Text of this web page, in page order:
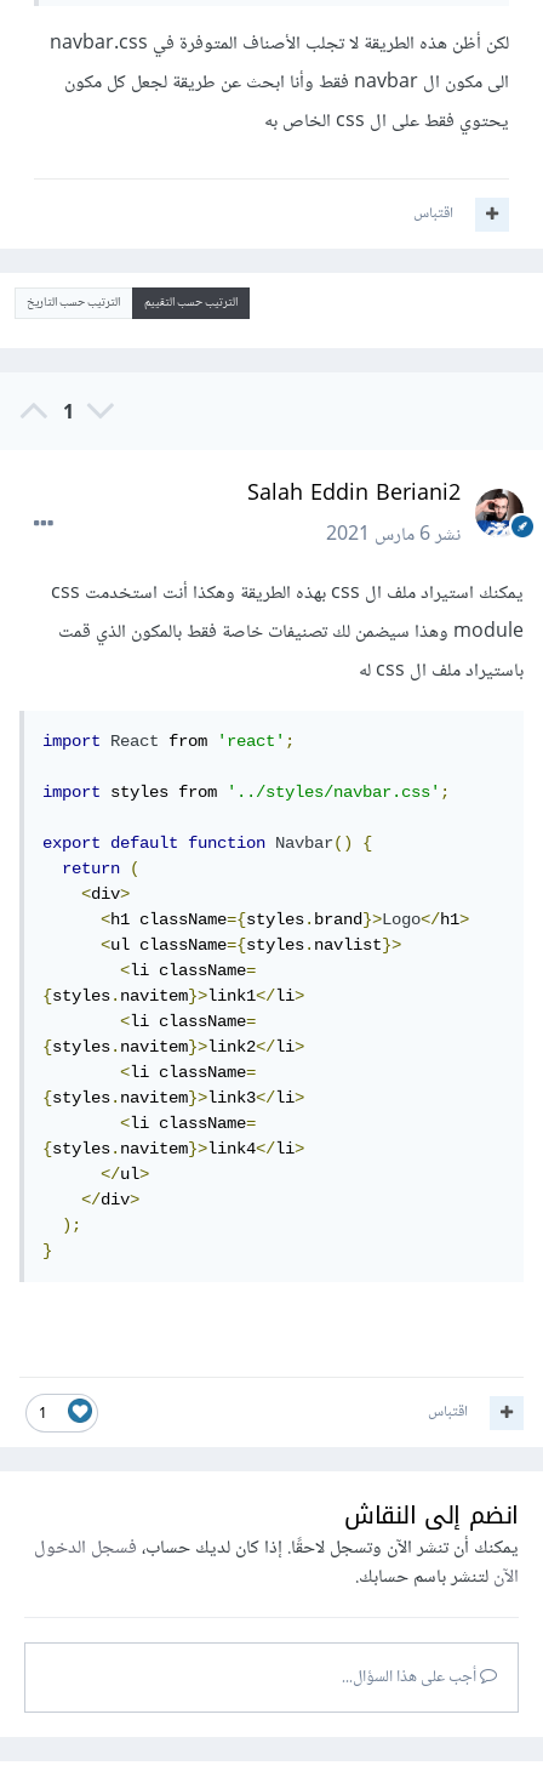
لكن أظن هذه الطريقة لا تجلب الأصناف المتوفرة في navbar.css
الى مكون ال navbar فقط وأنا ابحث عن طريقة لجعل كل مكون
يحتوي فقط على ال css الخاص به
اقتباس
الترتيب حسب التقييم الترتيب حسب التاريخ
1
Salah Eddin Beriani2
نشر6 مارس 2021
يمكنك استيراد ملف ال css بهذه الطريقة وهكذا أنت استخدمت css
module وهذا سيضمن لك تصنيفات خاصة فقط بالمكون الذي قمت
باستيراد ملف ال css له
import React from 'react';
import styles from '../styles/navbar.css';
export default function Navbar()
{
return
(
<div>
<h1 className={styles.brand}>Logo</h1>
<ul className={styles.navlist}>
<li className=
{styles.navitem}>link1</li>
<li className=
{styles.navitem}>link2</li>
<li className=
{styles.navitem}>link3</li>
<li className=
{styles.navitem}>link4</li>
</ul>
</div>
);
}
1 اقتباس
انضم إلى النقاش
يمكنك أن تنشر الآن وتسجل لاحقًا. إذا كان لديك حساب،فسجل الدخول
الآنلتنشر باسم حسابك.
أجب على هذا السؤال...